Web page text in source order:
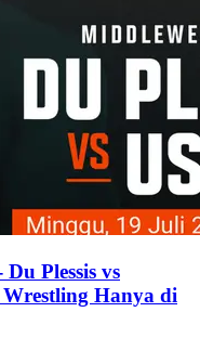
Plessis vs
Hanya di